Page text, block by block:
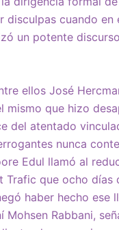
disculpas cuando
un potente
ellos José
mismo que hizo
del atentado
nunca
Edul llamó al
Trafic que ocho
haber hecho ese
Rabbani,